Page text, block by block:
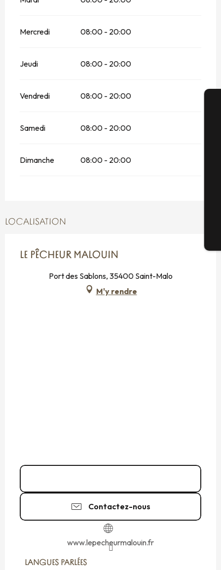
Mercredi 08:00 - 20:00
Jeudi 08:00 - 20:00
Vendredi 08:00 - 20:00
Samedi 08:00 - 20:00
Dimanche 08:00 - 20:00
LOCALISATION
LE PÊCHEUR MALOUIN
Port des Sablons, 35400 Saint-Malo
M'y rendre
Contactez-nous
www.lepecheurmalouin.fr
LANGUES PARLÉES
LANGUES PARLÉES